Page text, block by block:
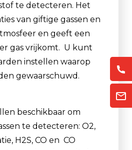
te detecteren. Het
van giftige gassen en
en geeft een
gas vrijkomt. U kunt
instellen waarop
gewaarschuwd.
beschikbaar om
te detecteren: O2,
H2S, CO en CO